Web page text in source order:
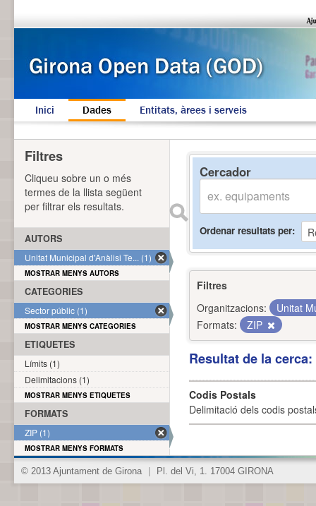
Inici Dades Entitats, àrees i serveis
Cercador
Ordenar resultats per
Filtres
Organitzacions:
Unitat
Formats:
ZIP
Resultat de la
Codis Postals
Delimitació dels codis
Filtres
Cliqueu sobre un o més
termes de la llista següent
per filtrar els resultats.
AUTORS
Unitat Municipal d'Anàlisi Te... (1)
MOSTRAR MENYS AUTORS
CATEGORIES
Sector públic (1)
MOSTRAR MENYS CATEGORIES
ETIQUETES
Límits (1)
Delimitacions (1)
MOSTRAR MENYS ETIQUETES
FORMATS
ZIP (1)
MOSTRAR MENYS FORMATS
© 2013 Ajuntament de Girona Pl. del Vi, 1. 17004 GIRONA